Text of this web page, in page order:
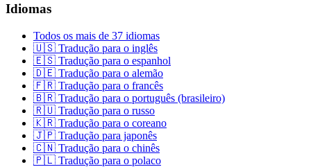
Idiomas
Todos os mais de 37 idiomas
🇺🇸 Tradução para o inglês
🇪🇸 Tradução para o espanhol
🇩🇪 Tradução para o alemão
🇫🇷 Tradução para o francês
🇧🇷 Tradução para o português (brasileiro)
🇷🇺 Tradução para o russo
🇰🇷 Tradução para o coreano
🇯🇵 Tradução para japonês
🇨🇳 Tradução para o chinês
🇵🇱 Tradução para o polaco